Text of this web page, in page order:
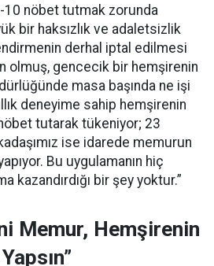
10 nöbet tutmak zorunda
bir haksızlık ve adaletsizlik
derhal iptal edilmesi
olmuş, gencecik bir hemşirenin
masa başında ne işi
deneyime sahip hemşirenin
nöbet tutarak tükeniyor; 23
ise idarede memurun
Bu uygulamanın hiç
kazandırdığı bir şey yoktur.”
Memur, Hemşirenin